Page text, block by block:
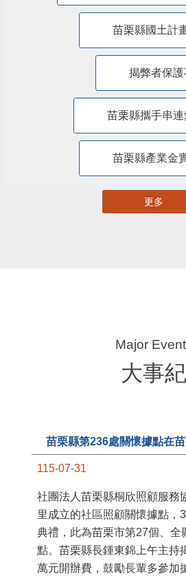
苗栗縣國土計
揭弊者保護
苗栗縣攜手串連
苗栗縣產業金
更多
大事紀
苗栗縣第236處關懷據點在
115-07-31
社團法人苗栗縣桐欣照顧服務
里成立的社區照顧關懷據點，
典禮，此為苗栗市第27個、全
點。苗栗縣長鍾東錦上午主持
萬元開辦費，鼓勵長輩多參加